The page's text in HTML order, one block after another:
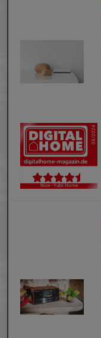
08/2024
Nice - Yubii Home